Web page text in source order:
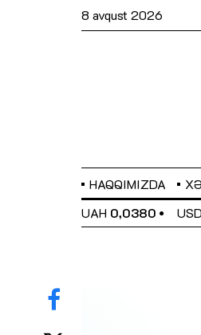
8 avqust 2026
HAQQIMIZDA
UAH 0,0380 USD